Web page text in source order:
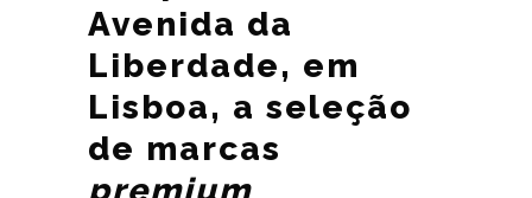
Avenida da
Liberdade, em
Lisboa, a seleção
de marcas